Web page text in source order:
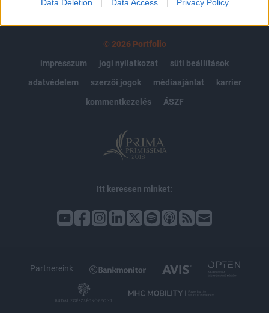
Data Deletion Data Access Privacy Policy
© 2026 Portfolio
impresszum
jogi nyilatkozat
süti beállítások
adatvédelem
szerzői jogok médiaajánlat
karrier
kommentkezelés
ÁSZF
Itt keressen minket:
Partnereink